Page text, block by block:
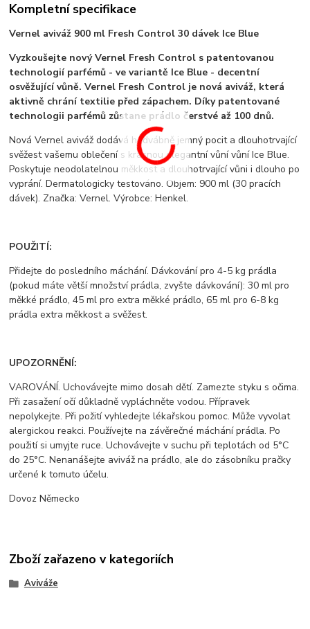
Kompletní specifikace
Vernel aviváž 900 ml Fresh Control 30 dávek Ice Blue
Vyzkoušejte nový Vernel Fresh Control s patentovanou
technologií parfémů - ve variantě Ice Blue - decentní
osvěžující vůně. Vernel Fresh Control je nová aviváž, která
aktivně chrání textilie před zápachem. Díky patentované
technologii parfémů zůstane prádlo čerstvé až 100 dnů.
Nová Vernel aviváž dodává hedvábně jemný pocit a dlouhotrvající
svěžest vašemu oblečení s krásnou elegantní vůní vůní Ice Blue.
Poskytuje neodolatelnou měkkost a dlouhotrvající vůni i dlouho po
vyprání. Dermatologicky testováno. Objem: 900 ml (30 pracích
dávek). Značka: Vernel. Výrobce: Henkel.
POUŽITÍ:
Přidejte do posledního máchání. Dávkování pro 4-5 kg prádla
(pokud máte větší množství prádla, zvyšte dávkování): 30 ml pro
měkké prádlo, 45 ml pro extra měkké prádlo, 65 ml pro 6-8 kg
prádla extra měkkost a svěžest.
UPOZORNĚNÍ:
VAROVÁNÍ. Uchovávejte mimo dosah dětí. Zamezte styku s očima.
Při zasažení očí důkladně vypláchněte vodou. Přípravek
nepolykejte. Při požití vyhledejte lékařskou pomoc. Může vyvolat
alergickou reakci. Používejte na závěrečné máchání prádla. Po
použití si umyjte ruce. Uchovávejte v suchu při teplotách od 5°C
do 25°C. Nenanášejte aviváž na prádlo, ale do zásobníku pračky
určené k tomuto účelu.
Dovoz Německo
Zboží zařazeno v kategoriích
Aviváže